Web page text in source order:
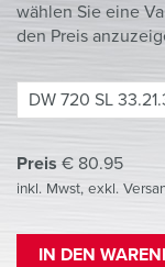
wählen Sie eine
den Preis
DW 720 SL
Preis € 80.95
inkl. Mwst, exkl.
IN DEN